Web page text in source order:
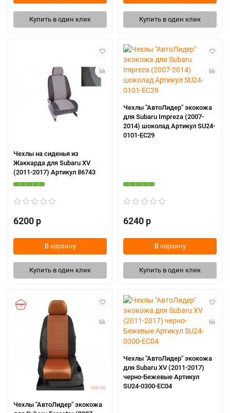
Купить в один клик Купить в один клик
Чехлы на сиденья из
Жаккарда для Subaru XV
(2011-2017) Артикул 86743
6200 р
В корзину
Купить в один клик
Чехлы "АвтоЛидер" экокожа
для Subaru Impreza (2007-
2014) шоколад Артикул SU24-
0101-EC29
6240 р
В корзину
Купить в один клик
Чехлы "АвтоЛидер" экокожа
Чехлы "АвтоЛидер" экокожа
для Subaru XV (2011-2017)
черно-Бежевые Артикул
SU24-0300-EC04